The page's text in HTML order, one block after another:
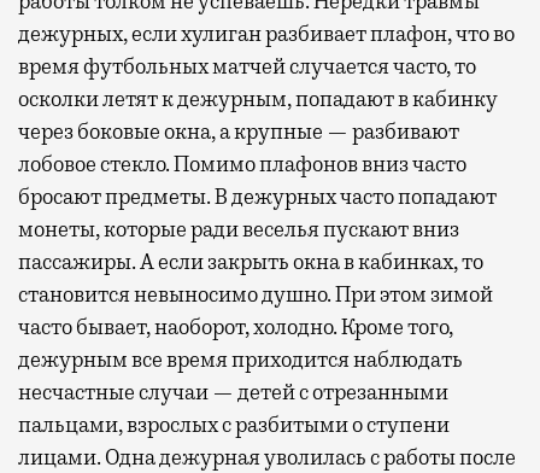
дежурных, если хулиган разбивает плафон, что во
время футбольных матчей случается часто, то
осколки летят к дежурным, попадают в кабинку
через боковые окна, а крупные — разбивают
лобовое стекло. Помимо плафонов вниз часто
бросают предметы. В дежурных часто попадают
монеты, которые ради веселья пускают вниз
пассажиры. А если закрыть окна в кабинках, то
становится невыносимо душно. При этом зимой
часто бывает, наоборот, холодно. Кроме того,
дежурным все время приходится наблюдать
несчастные случаи — детей с отрезанными
пальцами, взрослых с разбитыми о ступени
лицами. Одна дежурная уволилась с работы после